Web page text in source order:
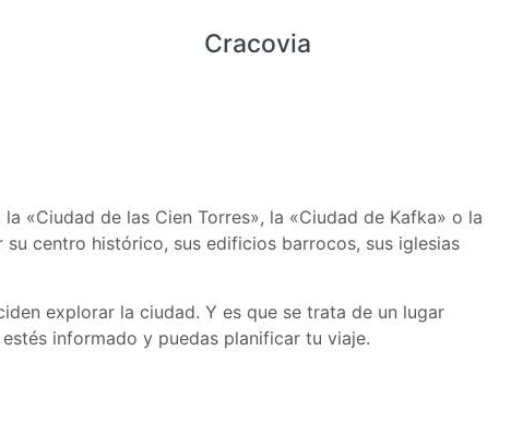
Cracovia
«Ciudad de las Cien Torres», la «Ciudad de Kafka» o la
centro histórico, sus edificios barrocos, sus iglesias
explorar la ciudad. Y es que se trata de un lugar
informado y puedas planificar tu viaje.